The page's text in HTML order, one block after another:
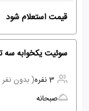
قیمت استعلام شود
سوئیت یکخوابه سه
3 نفره
( بدون نفر
صبحانه